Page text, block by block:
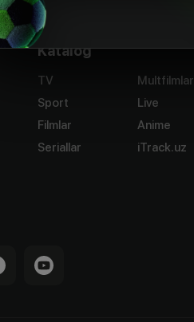
Katalog
TV
Sport
Filmlar
Seriallar
Multfilmlar
Live
Anime
iTrack.uz